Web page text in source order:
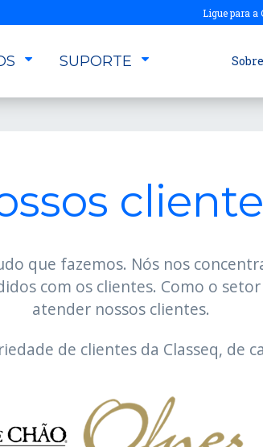
Ligue para a
SUPORTE Sobre
que fazemos. Nós nos
com os clientes. Como o
atender nossos clientes.
de clientes da Classeq,